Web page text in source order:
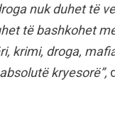
nuk duhet të
të bashkohet
krimi, droga,
kryesorë”,